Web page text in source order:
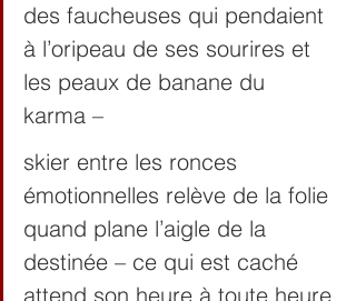
des faucheuses qui pendaient
à l’oripeau de ses sourires et
les peaux de banane du
karma –
skier entre les ronces
émotionnelles relève de la folie
quand plane l’aigle de la
destinée – ce qui est caché
attend son heure à toute heure